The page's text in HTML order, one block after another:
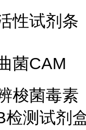
性试剂条
菌CAM
梭菌毒素
检测试剂